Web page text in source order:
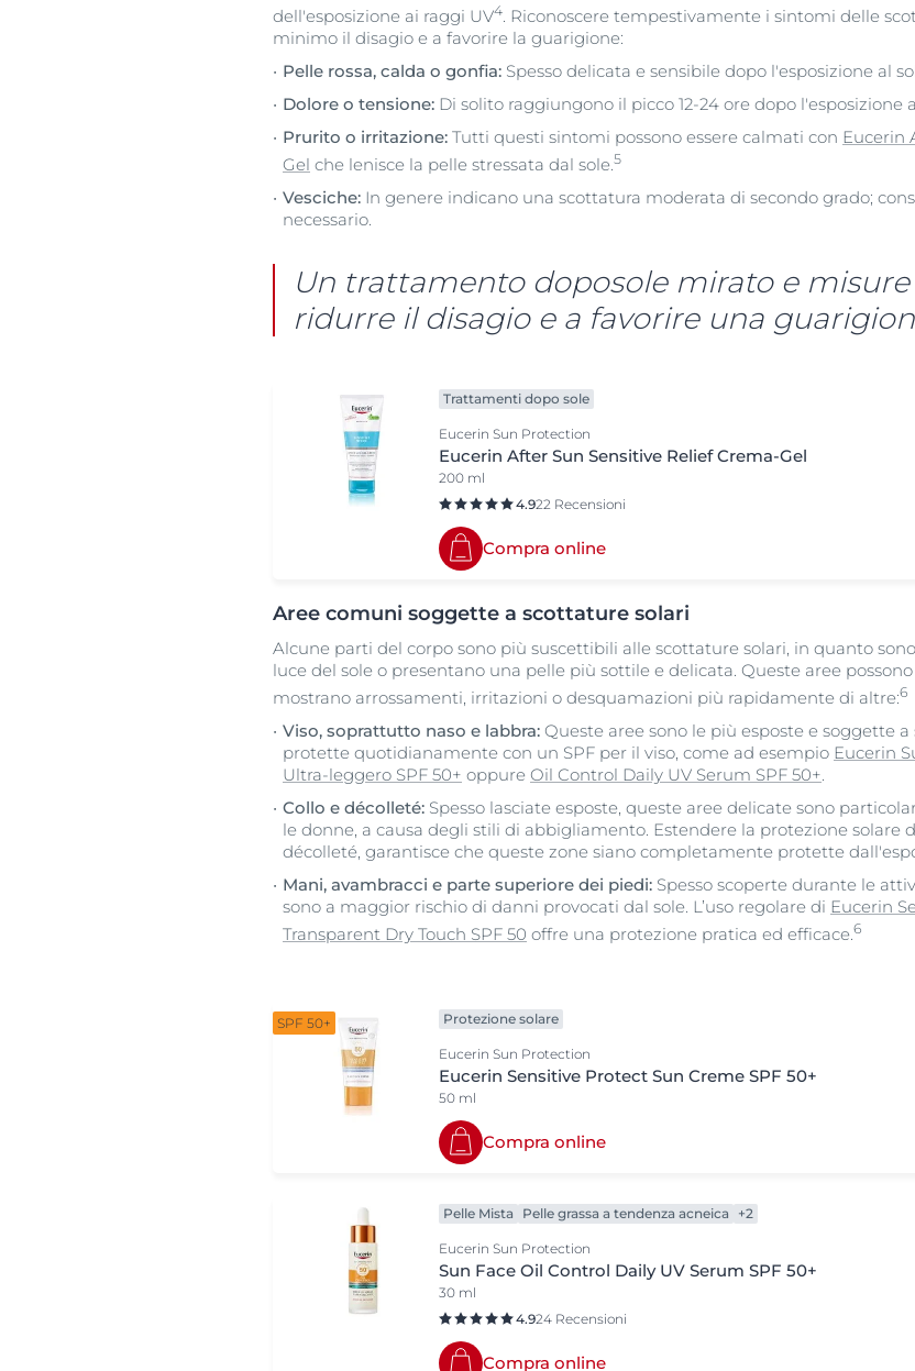
dell'esposizione ai raggi UV4. Riconoscere tempestivamente i sintomi delle
minimo il disagio e a favorire la guarigione:
Pelle rossa, calda o gonfia: Spesso delicata e sensibile dopo l'esposizione al
Dolore o tensione: Di solito raggiungono il picco 12-24 ore dopo l'esposizione
Prurito o irritazione: Tutti questi sintomi possono essere calmati con Eucerin
Gel che lenisce la pelle stressata dal sole.5
Vesciche: In genere indicano una scottatura moderata di secondo grado;
necessario.
Un trattamento doposole mirato e
ridurre il disagio e a favorire una
Trattamenti dopo sole
Eucerin Sun Protection
Eucerin After Sun Sensitive Relief Crema-Gel
200 ml
4.922 Recensioni
Compra online
Aree comuni soggette a scottature solari
Alcune parti del corpo sono più suscettibili alle scottature solari, in quanto
luce del sole o presentano una pelle più sottile e delicata. Queste aree
mostrano arrossamenti, irritazioni o desquamazioni più rapidamente di altre:6
Viso, soprattutto naso e labbra: Queste aree sono le più esposte e soggette
protette quotidianamente con un SPF per il viso, come ad esempio Eucerin
Ultra-leggero SPF 50+ oppure Oil Control Daily UV Serum SPF 50+.
Collo e décolleté: Spesso lasciate esposte, queste aree delicate sono
le donne, a causa degli stili di abbigliamento. Estendere la protezione solare
décolleté, garantisce che queste zone siano completamente protette
Mani, avambracci e parte superiore dei piedi: Spesso scoperte durante le
sono a maggior rischio di danni provocati dal sole. L’uso regolare di Eucerin
Transparent Dry Touch SPF 50 offre una protezione pratica ed efficace.6
SPF 50+ Protezione solare
Eucerin Sun Protection
Eucerin Sensitive Protect Sun Creme SPF 50+
50 ml
Compra online
Pelle Mista Pelle grassa a tendenza acneica +2
Eucerin Sun Protection
Sun Face Oil Control Daily UV Serum SPF 50+
30 ml
4.924 Recensioni
Compra online